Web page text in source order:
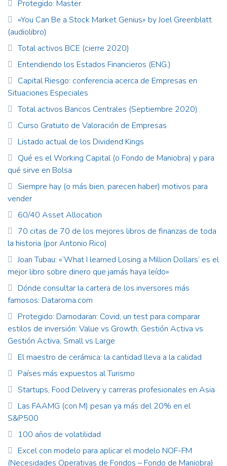
Protegido: Master
«You Can Be a Stock Market Genius» by Joel Greenblatt
(audiolibro)
Total activos BCE (cierre 2020)
Entendiendo los Estados Financieros (ENG.)
Capital Riesgo: conferencia acerca de Empresas en
Situaciones Especiales
Total activos Bancos Centrales (Septiembre 2020)
Curso Gratuito de Valoración de Empresas
Listado actual de los Dividend Kings
Qué es el Working Capital (o Fondo de Maniobra) y para
qué sirve en Bolsa
Siempre hay (o más bien, parecen haber) motivos para
vender
60/40 Asset Allocation
70 citas de 70 de los mejores libros de finanzas de toda
la historia (por Antonio Rico)
Joan Tubau: «‘What I learned Losing a Million Dollars’ es el
mejor libro sobre dinero que jamás haya leído»
Dónde consultar la cartera de los inversores más
famosos: Dataroma.com
Protegido: Damodaran: Covid, un test para comparar
estilos de inversión: Value vs Growth, Gestión Activa vs
Gestión Activa, Small vs Large
El maestro de cerámica: la cantidad lleva a la calidad
Países más expuestos al Turismo
Startups, Food Delivery y carreras profesionales en Asia
Las FAAMG (con M) pesan ya más del 20% en el
S&P500
100 años de volatilidad
Excel con modelo para aplicar el modelo NOF-FM
(Necesidades Operativas de Fondos – Fondo de Maniobra)